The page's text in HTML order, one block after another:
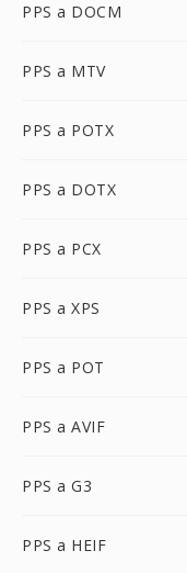
PPS a DOCM
PPS a MTV
PPS a POTX
PPS a DOTX
PPS a PCX
PPS a XPS
PPS a POT
PPS a AVIF
PPS a G3
PPS a HEIF